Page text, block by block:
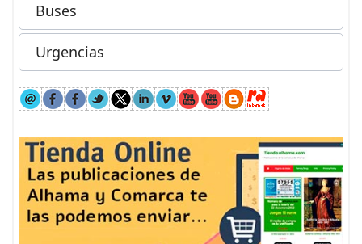
Buses
Urgencias